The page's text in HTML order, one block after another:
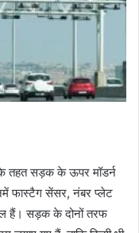
तहत सड़क के ऊपर मॉडर्न
फास्टैग सेंसर, नंबर प्लेट
हैं। सड़क के दोनों तरफ